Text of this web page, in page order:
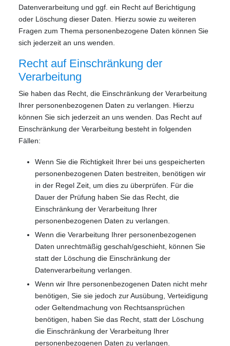
Datenverarbeitung und ggf. ein Recht auf Berichtigung
oder Löschung dieser Daten. Hierzu sowie zu weiteren
Fragen zum Thema personenbezogene Daten können Sie
sich jederzeit an uns wenden.
Recht auf Einschränkung der
Verarbeitung
Sie haben das Recht, die Einschränkung der Verarbeitung
Ihrer personenbezogenen Daten zu verlangen. Hierzu
können Sie sich jederzeit an uns wenden. Das Recht auf
Einschränkung der Verarbeitung besteht in folgenden
Fällen:
Wenn Sie die Richtigkeit Ihrer bei uns gespeicherten
personenbezogenen Daten bestreiten, benötigen wir
in der Regel Zeit, um dies zu überprüfen. Für die
Dauer der Prüfung haben Sie das Recht, die
Einschränkung der Verarbeitung Ihrer
personenbezogenen Daten zu verlangen.
Wenn die Verarbeitung Ihrer personenbezogenen
Daten unrechtmäßig geschah/geschieht, können Sie
statt der Löschung die Einschränkung der
Datenverarbeitung verlangen.
Wenn wir Ihre personenbezogenen Daten nicht mehr
benötigen, Sie sie jedoch zur Ausübung, Verteidigung
oder Geltendmachung von Rechtsansprüchen
benötigen, haben Sie das Recht, statt der Löschung
die Einschränkung der Verarbeitung Ihrer
personenbezogenen Daten zu verlangen.